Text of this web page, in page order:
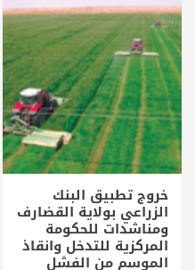
خروج تطبيق البنك
الزراعي بولاية القضارف
ومناشدات للحكومة
المركزية للتدخل وانقاذ
الموسم من الفشل